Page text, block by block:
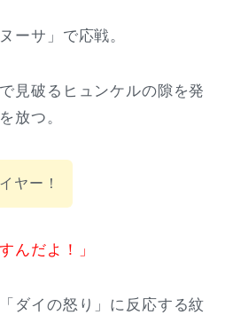
ーサ」で応戦。
見破るヒュンケルの隙を発
放つ。
ヤー！
んだよ！」
ダイの怒り」に反応する紋